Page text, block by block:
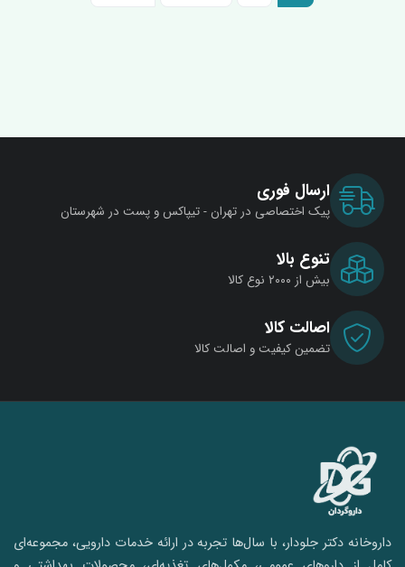
ارسال فوری
پیک اختصاصی در تهران - تیپاکس و پست در شهرستان
تنوع بالا
بیش از ۲۰۰۰ نوع کالا
اصالت کالا
تضمین کیفیت و اصالت کالا
داروخانه دکتر جلودار، با سال‌ها تجربه در ارائه خدمات دارویی، مجموعه‌ای